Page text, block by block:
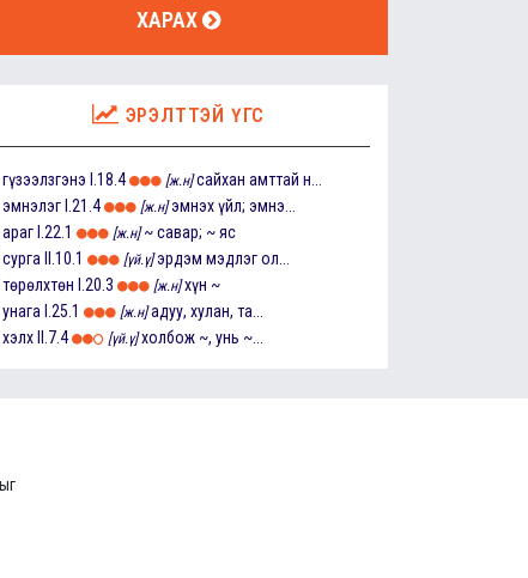
ХАРАХ
ЭРЭЛТТЭЙ ҮГС
гүзээлзгэнэ I.18.4 [ж.н] сайхан амттай н...
эмнэлэг I.21.4 [ж.н] эмнэх үйл; эмнэ...
араг I.22.1 [ж.н] ~ савар; ~ яс
сурга II.10.1 [үй.ү] эрдэм мэдлэг ол...
төрөлхтөн I.20.3 [ж.н] хүн ~
унага I.25.1 [ж.н] адуу, хулан, та...
хэлх II.7.4 [үй.ү] холбож ~, унь ~...